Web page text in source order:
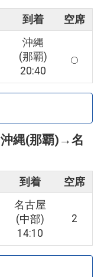
到着 空席
沖縄
(那覇)
20:40
沖縄(那覇) →名
到着 空席
名古屋
(中部)
14:10
2